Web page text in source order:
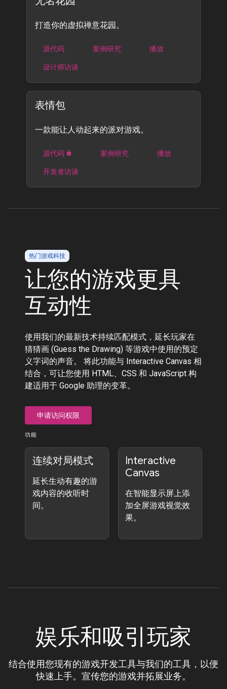
打造你的虚拟禅意花园。
源代码 案例研究
播放
设计师访谈
表情包
一款能让人动起来的派对游戏。
源代码 案例研究
播放
开发者访谈
热门游戏科技
让您的游戏更具
互动性
使用我们的最新技术持续匹配模式，延长玩家在
猜猜画 (Guess the Drawing) 等游戏中使用的预定
义字词的声音。 将此功能与 Interactive Canvas 相
结合，可让您使用 HTML、CSS 和 JavaScript 构
建适用于 Google 助理的变革。
申请访问权限
功能
连续对局模式
延长生动有趣的游
戏内容的收听时
间。
Interactive
Canvas
在智能显示屏上添
加全屏游戏视觉效
果。
娱乐和吸引玩家
结合使用您现有的游戏开发工具与我们的工具，以便
快速上手。宣传您的游戏并拓展业务。